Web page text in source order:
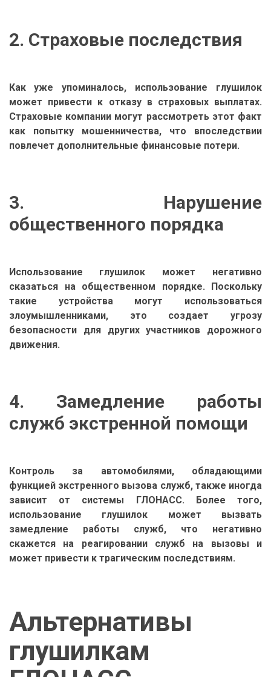
2. Страховые последствия
Как уже упоминалось, использование глушилок
может привести к отказу в страховых выплатах.
Страховые компании могут рассмотреть этот факт
как попытку мошенничества, что впоследствии
повлечет дополнительные финансовые потери.
3. Нарушение
общественного порядка
Использование глушилок может негативно
сказаться на общественном порядке. Поскольку
такие устройства могут использоваться
злоумышленниками, это создает угрозу
безопасности для других участников дорожного
движения.
4. Замедление работы
служб экстренной помощи
Контроль за автомобилями, обладающими
функцией экстренного вызова служб, также иногда
зависит от системы ГЛОНАСС. Более того,
использование глушилок может вызвать
замедление работы служб, что негативно
скажется на реагировании служб на вызовы и
может привести к трагическим последствиям.
Альтернативы
глушилкам